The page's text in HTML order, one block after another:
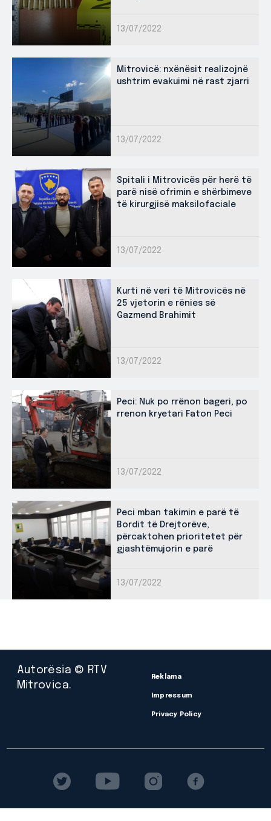
13/07/2022
Mitrovicë: nxënësit realizojnë
ushtrim evakuimi në rast zjarri
13/07/2022
Spitali i Mitrovicës për herë të
parë nisë ofrimin e shërbimeve
të kirurgjisë maksilofaciale
13/07/2022
Kurti në veri të Mitrovicës në
25 vjetorin e rënies së
Gazmend Brahimit
13/07/2022
Peci: Nuk po rrënon bageri, po
rrenon kryetari Faton Peci
13/07/2022
Peci mban takimin e parë të
Bordit të Drejtorëve,
përcaktohen prioritetet për
gjashtëmujorin e parë
13/07/2022
Autorësia © RTV
Mitrovica.
Reklama
Impressum
Privacy Policy